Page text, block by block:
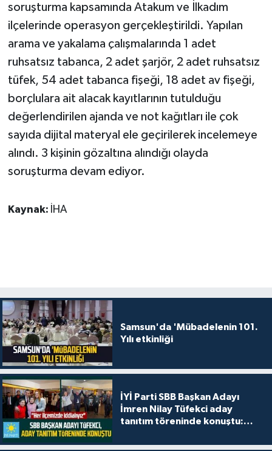
soruşturma kapsamında Atakum ve İlkadım
ilçelerinde operasyon gerçekleştirildi. Yapılan
arama ve yakalama çalışmalarında 1 adet
ruhsatsız tabanca, 2 adet şarjör, 2 adet ruhsatsız
tüfek, 54 adet tabanca fişeği, 18 adet av fişeği,
borçlulara ait alacak kayıtlarının tutulduğu
değerlendirilen ajanda ve not kağıtları ile çok
sayıda dijital materyal ele geçirilerek incelemeye
alındı. 3 kişinin gözaltına alındığı olayda
soruşturma devam ediyor.
Kaynak: İHA
Samsun'da 'Mübadelenin 101.
Yılı etkinliği
İYİ Parti SBB Başkan Adayı
İmren Nilay Tüfekci aday
tanıtım töreninde konuştu: